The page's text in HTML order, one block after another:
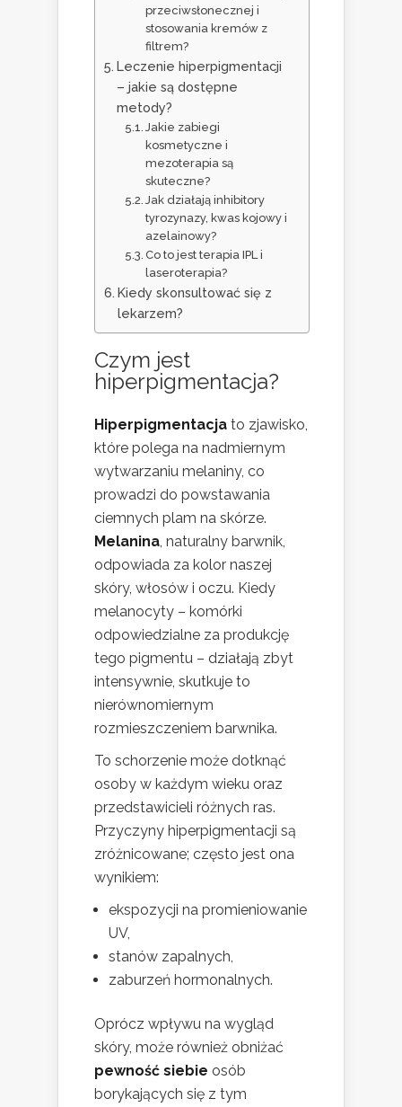
przeciwsłonecznej i
stosowania kremów z
filtrem?
Leczenie hiperpigmentacji
– jakie są dostępne
metody?
Jakie zabiegi
kosmetyczne i
mezoterapia są
skuteczne?
Jak działają inhibitory
tyrozynazy, kwas kojowy i
azelainowy?
Co to jest terapia IPL i
laseroterapia?
Kiedy skonsultować się z
lekarzem?
Czym jest
hiperpigmentacja?
Hiperpigmentacja to zjawisko,
które polega na nadmiernym
wytwarzaniu melaniny, co
prowadzi do powstawania
ciemnych plam na skórze.
Melanina , naturalny barwnik,
odpowiada za kolor naszej
skóry, włosów i oczu. Kiedy
melanocyty – komórki
odpowiedzialne za produkcję
tego pigmentu – działają zbyt
intensywnie, skutkuje to
nierównomiernym
rozmieszczeniem barwnika.
To schorzenie może dotknąć
osoby w każdym wieku oraz
przedstawicieli różnych ras.
Przyczyny hiperpigmentacji są
zróżnicowane; często jest ona
wynikiem:
ekspozycji na promieniowanie
UV,
stanów zapalnych,
zaburzeń hormonalnych.
Oprócz wpływu na wygląd
skóry, może również obniżać
pewność siebie osób
borykających się z tym